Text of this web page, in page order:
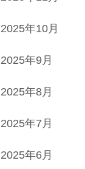
2025年10月
2025年9月
2025年8月
2025年7月
2025年6月